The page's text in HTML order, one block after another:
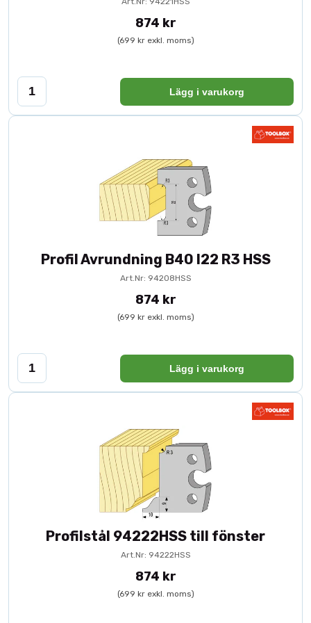
874 kr
(699 kr exkl. moms)
Lägg i varukorg
Profil Avrundning B40 I22 R3 HSS
Art.Nr: 94208HSS
874 kr
(699 kr exkl. moms)
Lägg i varukorg
Profilstål 94222HSS till fönster
Art.Nr: 94222HSS
874 kr
(699 kr exkl. moms)